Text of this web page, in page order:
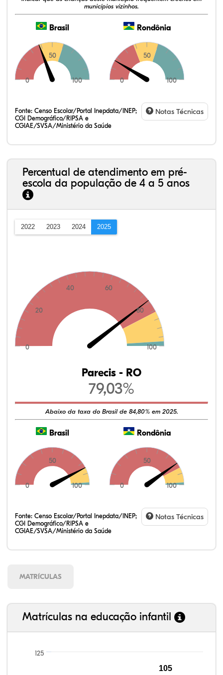
municípios vizinhos.
Brasil
0
50
100
Rondônia
0
50
100
Fonte: Censo Escolar/Portal Inepdata/INEP;
CGI Demográfico/RIPSA e
CGIAE/SVSA/Ministério da Saúde
Notas Técnicas
Percentual de atendimento em pré-
escola da população de 4 a 5 anos
2022 2023 2024 2025
0
20
40 60
80
100
Parecis - RO
79,03%
Abaixo da taxa do Brasil de 84,80% em 2025.
Brasil
0
50
100
Rondônia
0
50
100
Fonte: Censo Escolar/Portal Inepdata/INEP;
CGI Demográfico/RIPSA e
CGIAE/SVSA/Ministério da Saúde
Notas Técnicas
MATRÍCULAS
Matrículas na educação infantil
125
105